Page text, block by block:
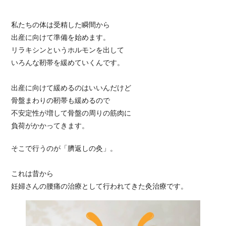
私たちの体は受精した瞬間から
出産に向けて準備を始めます。
リラキシンというホルモンを出して
いろんな靭帯を緩めていくんです。
出産に向けて緩めるのはいいんだけど
骨盤まわりの靭帯も緩めるので
不安定性が増して骨盤の周りの筋肉に
負荷がかかってきます。
そこで行うのが「臍返しの灸」。
これは昔から
妊婦さんの腰痛の治療として行われてきた灸治療です。